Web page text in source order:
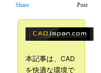
Share Post
本記事は、CAD
を快適な環境で